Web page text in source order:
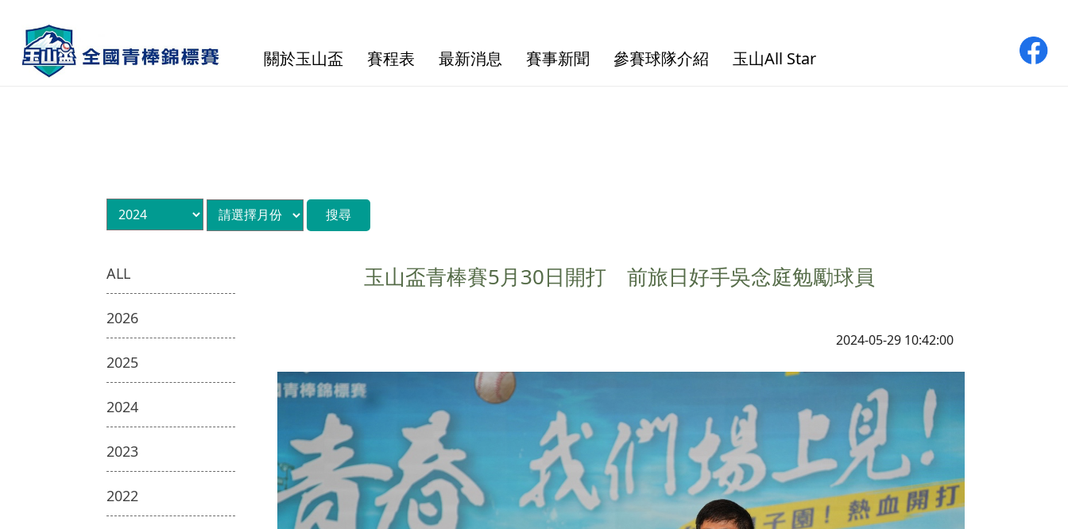
關於玉山盃 賽程表 最新消息 賽事新聞 參賽球隊介紹 玉山All Star
ALL
2026
2025
2024
2023
2022
玉山盃青棒賽5月30日開打 前旅日好手吳念庭勉勵球員
2024-05-29 10:42:00